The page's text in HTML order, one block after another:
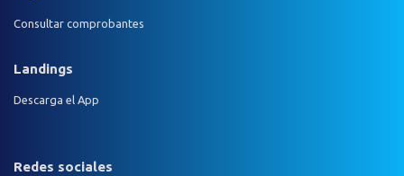
Consultar comprobantes
Landings
Descarga el App
Redes sociales